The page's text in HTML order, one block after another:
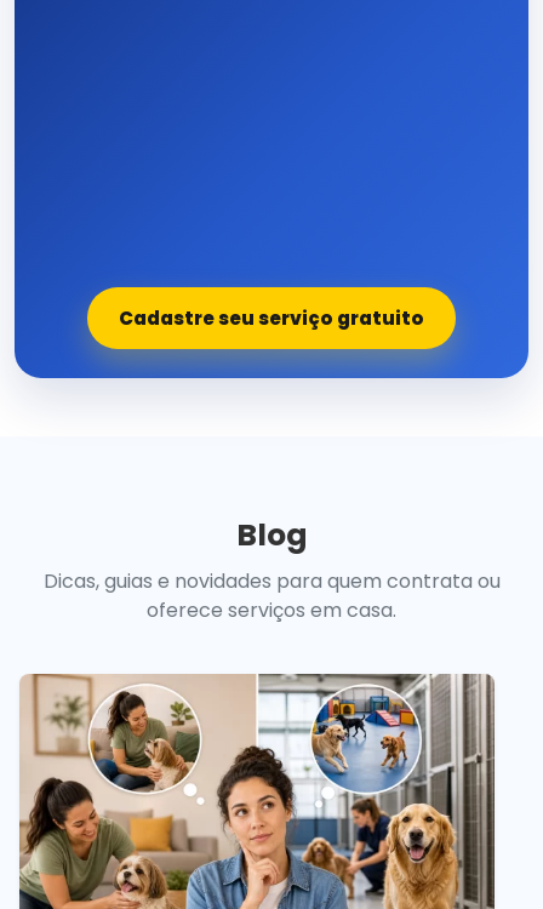
Cadastre seu serviço gratuito
Blog
Dicas, guias e novidades para quem contrata ou
oferece serviços em casa.